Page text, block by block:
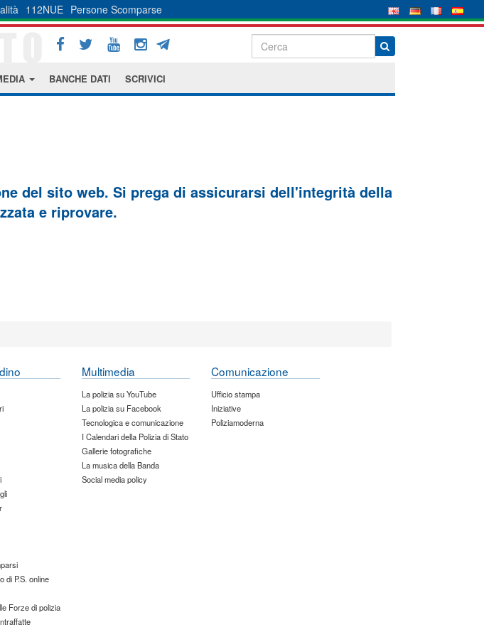
112NUE Persone Scomparse
BANCHE DATI SCRIVICI
del sito web. Si prega di assicurarsi dell'integrità della
e riprovare.
di P.S. online
Forze di polizia
Multimedia
La polizia su YouTube
La polizia su Facebook
Tecnologica e comunicazione
I Calendari della Polizia di Stato
Gallerie fotografiche
La musica della Banda
Social media policy
Comunicazione
Ufficio stampa
Iniziative
Poliziamoderna